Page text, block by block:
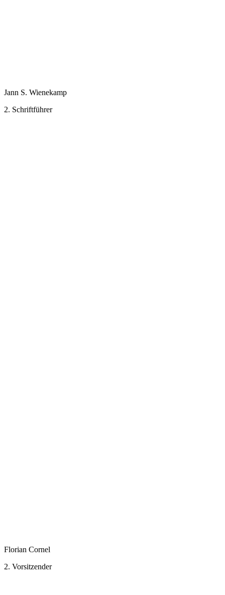
Jann S. Wienekamp
2. Schriftführer
Florian Cornel
2. Vorsitzender